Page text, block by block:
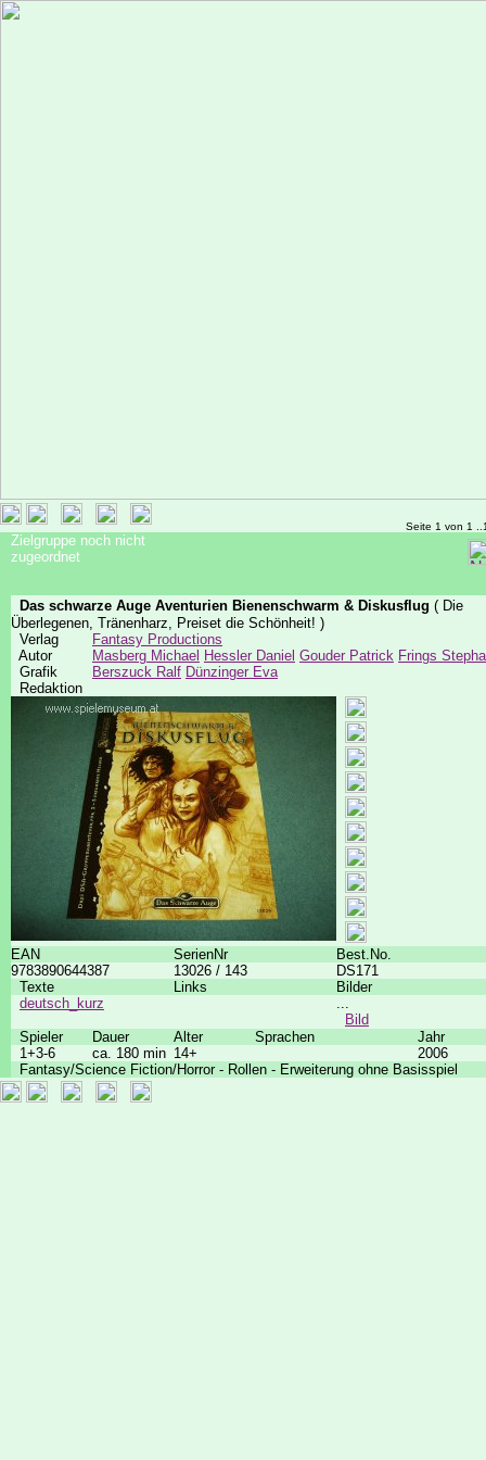
Seite 1 von 1
Zielgruppe noch nicht
zugeordnet
Das schwarze Auge Aventurien Bienenschwarm & Diskusflug ( Die
Überlegenen, Tränenharz, Preiset die Schönheit! )
Verlag
Fantasy Productions
Autor
Masberg Michael Hessler Daniel Gouder Patrick Frings
Grafik
Berszuck Ralf Dünzinger Eva
Redaktion
EAN SerienNr
Best.No.
9783890644387
13026 / 143
DS171
Texte
Links
Bilder
deutsch_kurz
...
Bild
Spieler
Dauer Alter Sprachen
Jahr
1+3-6
ca. 180 min 14+
2006
Fantasy/Science Fiction/Horror - Rollen - Erweiterung ohne Basisspiel